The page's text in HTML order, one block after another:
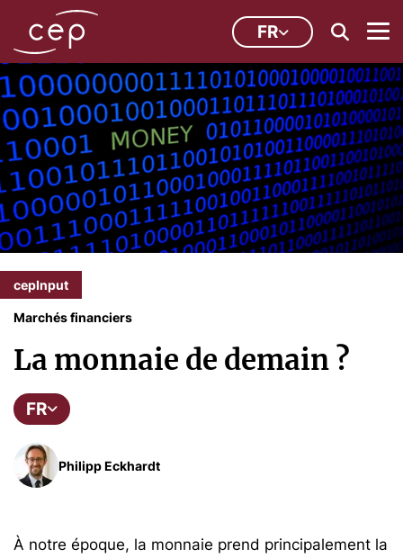
FR
cepInput
Marchés financiers
La monnaie de demain ?
FR
Philipp Eckhardt
À notre époque, la monnaie prend principalement la